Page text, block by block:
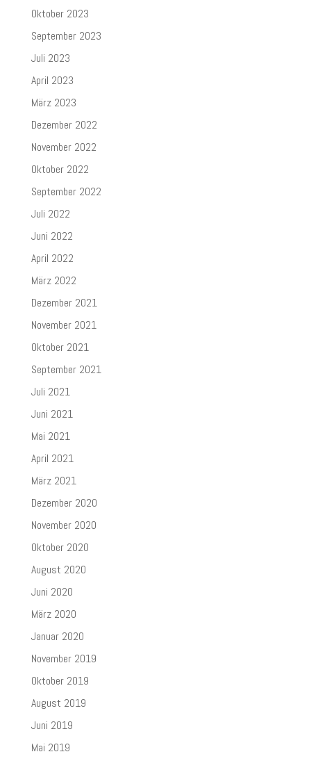
Oktober 2023
September 2023
Juli 2023
April 2023
März 2023
Dezember 2022
November 2022
Oktober 2022
September 2022
Juli 2022
Juni 2022
April 2022
März 2022
Dezember 2021
November 2021
Oktober 2021
September 2021
Juli 2021
Juni 2021
Mai 2021
April 2021
März 2021
Dezember 2020
November 2020
Oktober 2020
August 2020
Juni 2020
März 2020
Januar 2020
November 2019
Oktober 2019
August 2019
Juni 2019
Mai 2019